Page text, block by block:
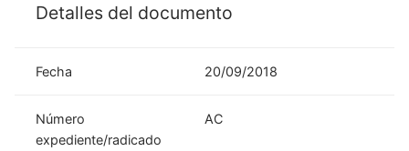
Detalles del documento
Fecha 20/09/2018
Número
expediente/radicado
AC